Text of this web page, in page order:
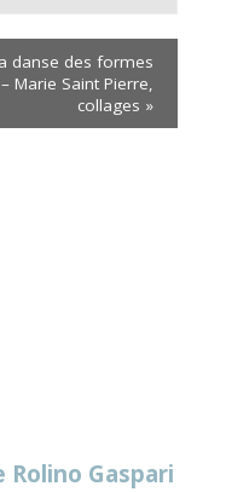
danse des formes
– Marie Saint Pierre,
collages »
Rolino Gaspari